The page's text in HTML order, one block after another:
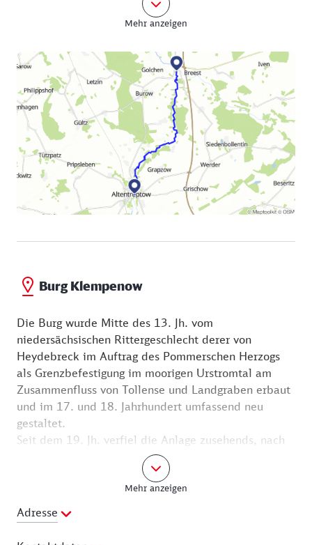
genialen Baumeisters, des Bibers. Linker Hand in
Höhe des Ortes Weltzin soll es gelegen haben, das
die Augen und stellen Sie sich vor, was hier abging …
Am rechten Ufer der Tollense liegt die Burgruine
Conerow.
Viel ist leider nicht mehr zu sehen, nur Mauerreste
aus Backsteinen in einem kleinen Wäldchen. Im
Mittelalter bot die Burg Kaufleuten und Reisenden
für die Nacht Unterkommen und Schutz.
Fröhlich mäandert der Fluss durch die Wiesen,
rechts. So ist die Burg Klempenow aus der Ferne
knappe Stunde paddeln, bis Sie die einstige
Ritterburg erreichen. Kurz vor dem Wehr können Sie
anlegen.
Mehr anzeigen
Burg Klempenow
Die Burg wurde Mitte des 13. Jh. vom
niedersächsischen Rittergeschlecht derer von
Heydebreck im Auftrag des Pommerschen Herzogs
als Grenzbefestigung im moorigen Urstromtal am
Zusammenfluss von Tollense und Landgraben erbaut
und im 17. und 18. Jahrhundert umfassend neu
gestaltet.
Seit dem 19. Jh. verfiel die Anlage zusehends, nach
dem 2. Weltkrieg wohnten hier Umsiedler.
1991 hat der Verein Kultur-Transit-96 e.V. sich
vorgenommen, die Burg zu sanieren und kulturell zu
beleben. Große Teile der Burg sind saniert und der
Öffentlichkeit zugänglich. Ein umfangreiches
Kulturprogramm von Kunstausstellungen über
Mehr anzeigen
Adresse